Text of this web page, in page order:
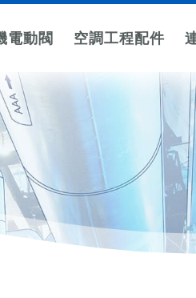
電力系統標示
線槽與系統標
機電與危險警
告標示
消防設備
消防設備
電標示
電動閥
線式電動閥
二通銅閥
三通銅閥
三通閥(水流板)
二通塑鋼閥
空調電
空調
空調工程配件
件
感溫
感溫
控
防震墊
設備防震墊